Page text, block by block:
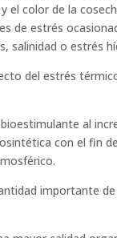
el color de la
de estrés
salinidad o estrés
del estrés
al
con el fin
importante